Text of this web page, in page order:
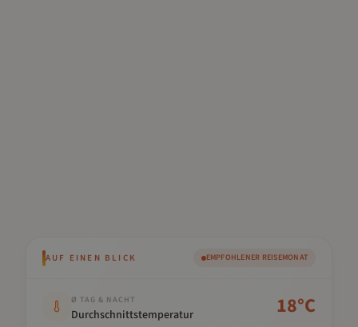
AUF EINEN BLICK EMPFOHLENER REISEMONAT
Ø TAG & NACHT
Durchschnittstemperatur 18°C